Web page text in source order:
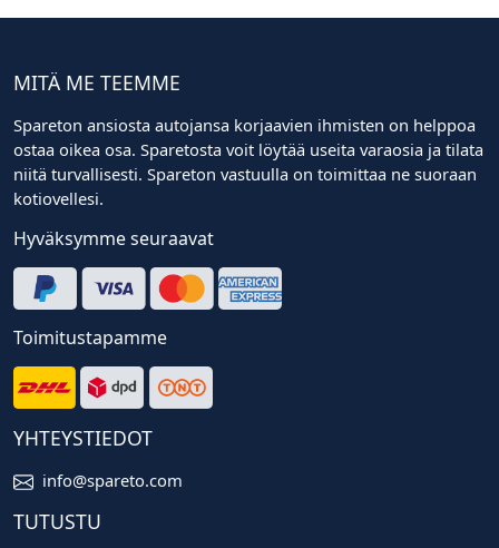
MITÄ ME TEEMME
Spareton ansiosta autojansa korjaavien ihmisten on helppoa
ostaa oikea osa. Sparetosta voit löytää useita varaosia ja tilata
niitä turvallisesti. Spareton vastuulla on toimittaa ne suoraan
kotiovellesi.
Hyväksymme seuraavat
Toimitustapamme
YHTEYSTIEDOT
info@spareto.com
TUTUSTU